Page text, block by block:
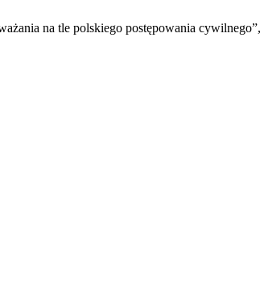
na tle polskiego postępowania cywilnego”,